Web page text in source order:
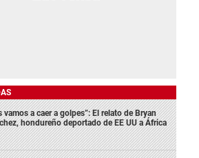
vamos a caer a golpes”: El relato de Bryan
hondureño deportado de EE UU a África